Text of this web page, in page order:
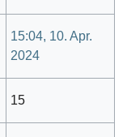
15:04, 10. Apr.
2024
15